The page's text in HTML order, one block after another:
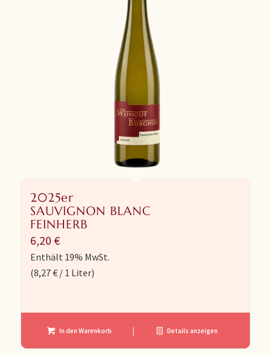
2025er
SAUVIGNON BLANC
FEINHERB
6,20 €
Enthält 19% MwSt.
(8,27€/ 1 Liter)
In den Warenkorb Details anzeigen